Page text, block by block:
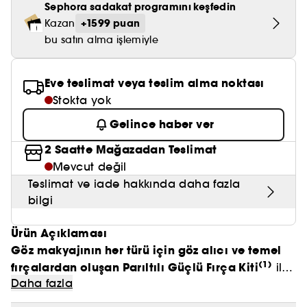
Maske
Cilt & Makyaj Temizleyiciler
Saç Bakım Setleri
Okyanus Esansı
Nemlendirici Bakım
Matlaştırıcı Bakım
Sıkılaştırıcı ve Lifting Etkili Bakım
Cilt Tonu Eşitsizliği için Bakım
Gözenek Karşıtı
Işıltı Veren Bakım
Karma ve Yağlı Saçlar
Kuru Saç Bakımı
CHAMPO
SOL DE JANEIRO
ERBORIAN
OLAPLEX
KÉRASTASE
TANGLE TEEZER
GISOU
K18
KAYALI
ARMANI
SUPERGOOP!
GISOU
OUAI
KAYALI
LE MONDE GOURMAND
Sephora sadakat programını keşfedin
Kazan +1599 puan
bu satın alma işlemiyle
Eve teslimat veya teslim alma noktası
Stokta yok
Gelince haber ver
2 Saatte Mağazadan Teslimat
Mevcut değil
Teslimat ve iade hakkında daha fazla
bilgi
Ürün Açıklaması
Göz makyajının her türü için göz alıcı ve temel
fırçalardan oluşan Parıltılı Güçlü Fırça Kiti(1) ile
ışıltıyı güçlendirin ve yapay elmasların dünyasına
dalın. SEPHORA COLLECTION Instagram topluluğu
Daha fazla